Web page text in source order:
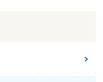
認の取り組み